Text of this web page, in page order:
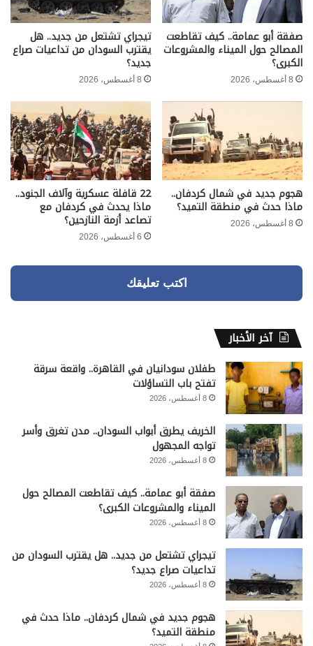
صفقة أبو عمامة.. كيف تقاطعت
المصالح حول الميناء والمشروعات
الكبرى؟
8 أغسطس، 2026
تيجراي تشتعل من جديد.. هل
يقترب السودان من تداعيات صراع
جديد؟
8 أغسطس، 2026
هجوم جديد في شمال كردفان..
ماذا حدث في منطقة التميد؟
8 أغسطس، 2026
22 قافلة عسكرية وآلاف الجنود..
ماذا يحدث في كردفان مع
تصاعد أزمة النازحين؟
6 أغسطس، 2026
اكتب تعليقك
آخر الأخبار
طفلان سودانيان في القاهرة.. واقعة سرقة
تفتح باب التساؤلات
8 أغسطس، 2026
الخريف يطرق أبواب السودان.. مدن تغرق وأسر
تواجه المجهول
8 أغسطس، 2026
صفقة أبو عمامة.. كيف تقاطعت المصالح حول
الميناء والمشروعات الكبرى؟
8 أغسطس، 2026
تيجراي تشتعل من جديد.. هل يقترب السودان من
تداعيات صراع جديد؟
8 أغسطس، 2026
هجوم جديد في شمال كردفان.. ماذا حدث في
منطقة التميد؟